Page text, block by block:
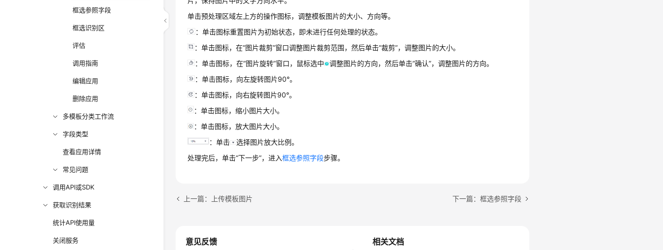
框选参照字段
框选识别区
评估
调用指南
编辑应用
删除应用
多模板分类工作流
字段类型
查看应用详情
常见问题
调用API或SDK
获取识别结果
统计API使用量
关闭服务
单击预处理区域左上方的操作图标，调整模板图片的大小、方向等。
：单击图标重置图片为初始状态，即未进行任何处理的状态。
：单击图标，在“图片裁剪”窗口调整图片裁剪范围，然后单击“裁剪”，调整图片的大小。
：单击图标，在“图片旋转”窗口，鼠标选中 调整图片的方向，然后单击“确认”，调整图片的方向。
：单击图标，向左旋转图片90°。
：单击图标，向右旋转图片90°。
：单击图标，缩小图片大小。
：单击图标，放大图片大小。
：单击
选择图片放大比例。
处理完后，单击“下一步”，进入框选参照字段步骤。
上一篇：上传模板图片 下一篇：框选参照字段
相关文档
意见反馈